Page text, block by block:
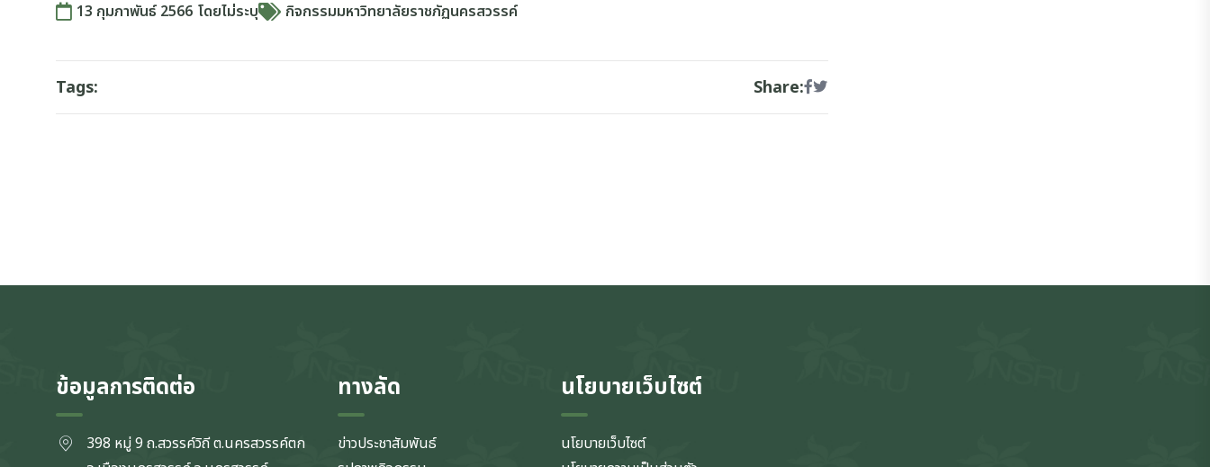
13 กุมภาพันธ์ 2566 โดยไม่ระบุ กิจกรรมมหาวิทยาลัยราชภัฏนครสวรรค์
Tags: Share:
ข้อมูลการติดต่อ
398 หมู่ 9 ถ.สวรรค์วิถี ต.นครสวรรค์ตก
ทางลัด
ข่าวประชาสัมพันธ์
นโยบายเว็บไซต์
นโยบายเว็บไซต์